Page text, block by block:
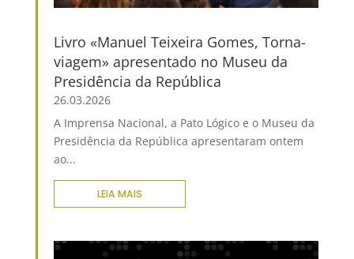
Livro «Manuel Teixeira Gomes, Torna-
viagem» apresentado no Museu da
Presidência da República
26.03.2026
A Imprensa Nacional, a Pato Lógico e o Museu da
Presidência da República apresentaram ontem
ao...
LEIA MAIS